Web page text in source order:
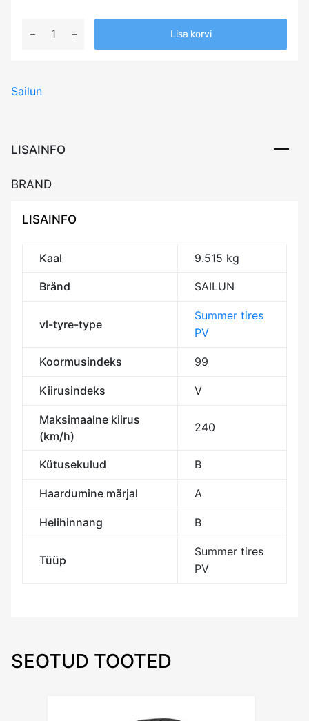
SAILUN
kogus
Lisa korvi
Sailun
LISAINFO
BRAND
LISAINFO
Kaal 9.515 kg
Bränd SAILUN
vl-tyre-type
Summer tires
PV
Koormusindeks 99
Kiirusindeks V
Maksimaalne kiirus
(km/h)
240
Kütusekulud B
Haardumine märjal A
Helihinnang B
Tüüp
Summer tires
PV
SEOTUD TOOTED